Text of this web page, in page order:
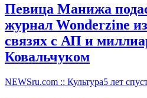
Певица Манижа
журнал Wonderzine
связях с АП и
Ковальчуком
NEWSru.com :: Культура5 лет